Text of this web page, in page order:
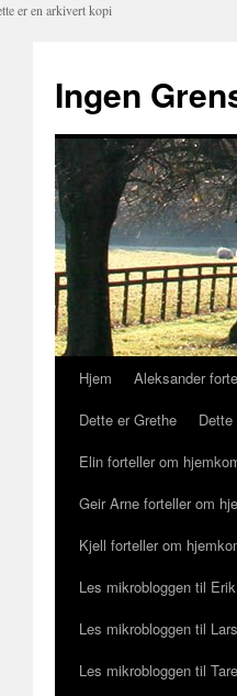
er en arkivert kopi
Ingen
Hopp
innhold
Hjem Aleksander
Dette er Grethe
Elin forteller om
Geir Arne forteller om
Kjell forteller om
Les mikrobloggen til Erik
Les mikrobloggen til
Les mikrobloggen til Tare